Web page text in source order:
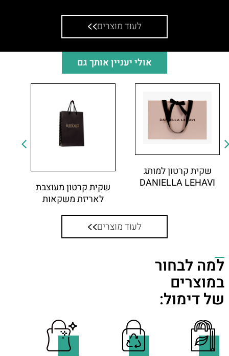
לעוד מוצרים
אולי יעניין אותך גם
שקית קרטון למותג
DANIELLA LEHAVI
שקית קרטון מעוצבת
לאריזת משקאות
לעוד מוצרים
למה לבחור
במוצרים
של דימול: